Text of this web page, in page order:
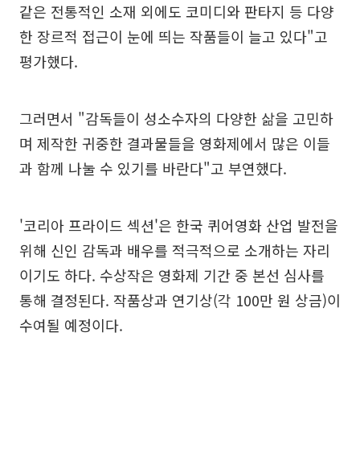
같은 전통적인 소재 외에도 코미디와 판타지 등 다양
한 장르적 접근이 눈에 띄는 작품들이 늘고 있다"고
평가했다.
그러면서 "감독들이 성소수자의 다양한 삶을 고민하
며 제작한 귀중한 결과물들을 영화제에서 많은 이들
과 함께 나눌 수 있기를 바란다"고 부연했다.
'코리아 프라이드 섹션'은 한국 퀴어영화 산업 발전을
위해 신인 감독과 배우를 적극적으로 소개하는 자리
이기도 하다. 수상작은 영화제 기간 중 본선 심사를
통해 결정된다. 작품상과 연기상(각 100만 원 상금)이
수여될 예정이다.